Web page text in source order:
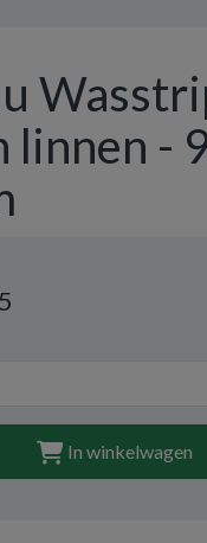
linnen -
In winkelwagen